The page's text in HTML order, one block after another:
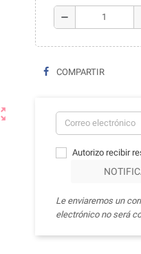
remove
COMPARTIR
Autorizo recibir
Le enviaremos un
electrónico no será